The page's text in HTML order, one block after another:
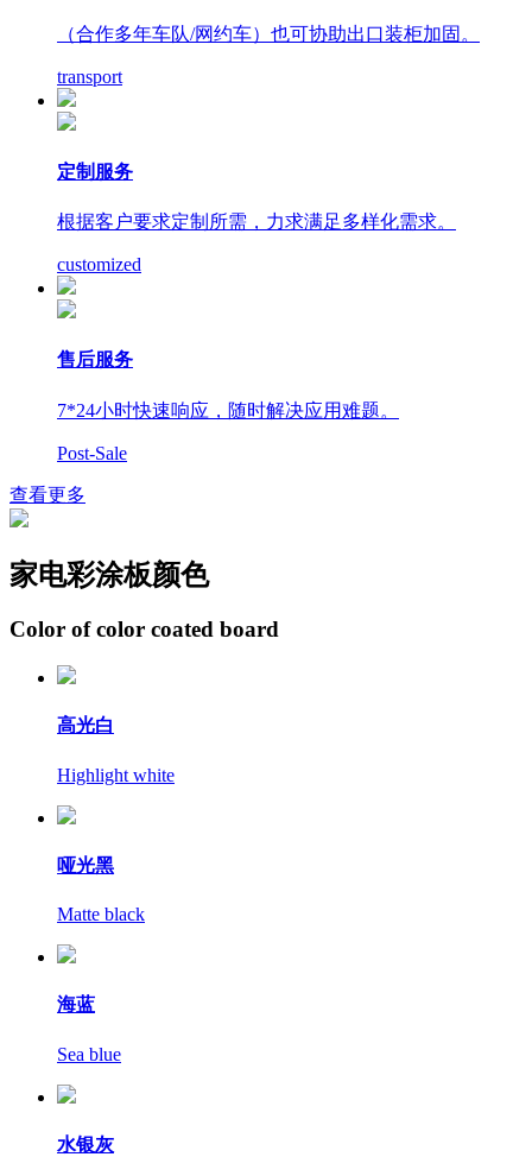
（合作多年车队/网约车）也可协助出口装柜加固。
transport
定制服务
根据客户要求定制所需，力求满足多样化需求。
customized
售后服务
7*24小时快速响应，随时解决应用难题。
Post-Sale
查看更多
家电彩涂板颜色
Color of color coated board
高光白
Highlight white
哑光黑
Matte black
海蓝
Sea blue
水银灰